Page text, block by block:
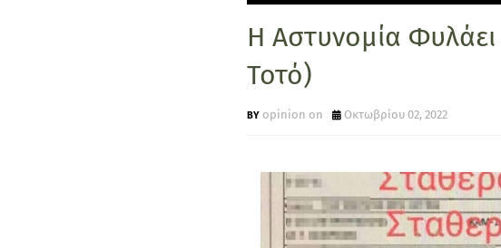
Η Αστυνομία
Τοτό)
opinion on Οκτωβρίου 02, 2022